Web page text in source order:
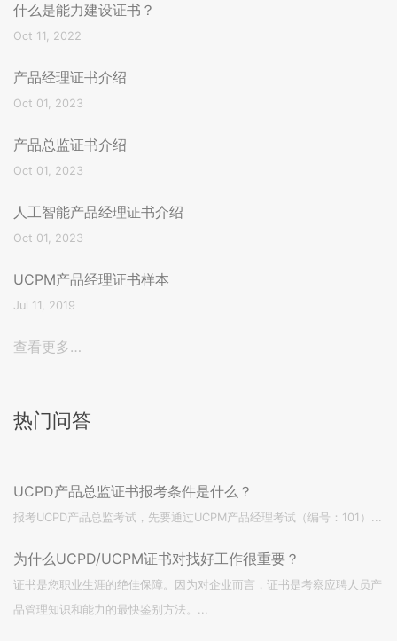
什么是能力建设证书？
Oct 11, 2022
产品经理证书介绍
Oct 01, 2023
产品总监证书介绍
Oct 01, 2023
人工智能产品经理证书介绍
Oct 01, 2023
UCPM产品经理证书样本
Jul 11, 2019
查看更多…
热门问答
UCPD产品总监证书报考条件是什么？
报考UCPD产品总监考试，先要通过UCPM产品经理考试（编号：101）...
为什么UCPD/UCPM证书对找好工作很重要？
证书是您职业生涯的绝佳保障。因为对企业而言，证书是考察应聘人员产
品管理知识和能力的最快鉴别方法。...